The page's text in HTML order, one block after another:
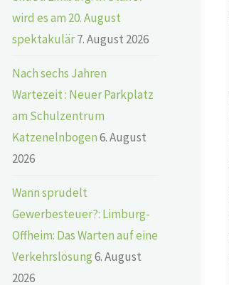
wird es am 20. August
spektakulär7. August 2026
Nach sechs Jahren
Wartezeit : Neuer Parkplatz
am Schulzentrum
Katzenelnbogen6. August
2026
Wann sprudelt
Gewerbesteuer?: Limburg-
Offheim: Das Warten auf eine
Verkehrslösung6. August
2026